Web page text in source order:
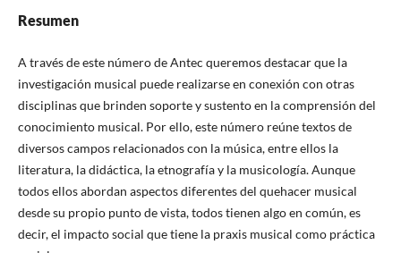
Resumen
A través de este número de Antec queremos destacar que la
investigación musical puede realizarse en conexión con otras
disciplinas que brinden soporte y sustento en la comprensión del
conocimiento musical. Por ello, este número reúne textos de
diversos campos relacionados con la música, entre ellos la
literatura, la didáctica, la etnografía y la musicología. Aunque
todos ellos abordan aspectos diferentes del quehacer musical
desde su propio punto de vista, todos tienen algo en común, es
decir, el impacto social que tiene la praxis musical como práctica